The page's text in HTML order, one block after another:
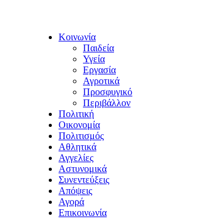
Κοινωνία
Παιδεία
Υγεία
Εργασία
Αγροτικά
Προσφυγικό
Περιβάλλον
Πολιτική
Οικονομία
Πολιτισμός
Αθλητικά
Αγγελίες
Αστυνομικά
Συνεντεύξεις
Απόψεις
Αγορά
Επικοινωνία